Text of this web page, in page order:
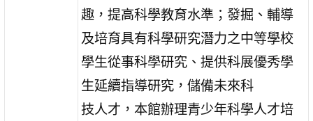
趣，提高科學教育水準；發掘、輔導
及培育具有科學研究潛力之中等學校
學生從事科學研究、提供科展優秀學
生延續指導研究，儲備未來科
技人才，本館辦理青少年科學人才培